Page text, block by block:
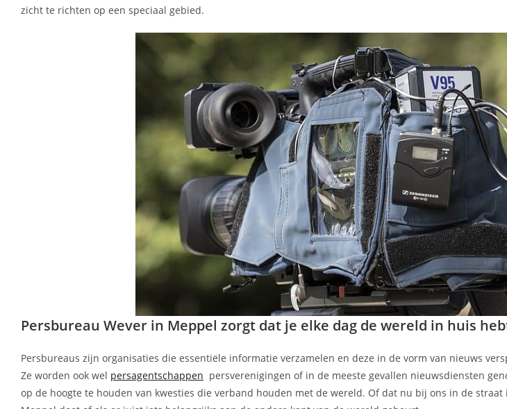
zicht te richten op een speciaal gebied.
Persbureau Wever in Meppel zorgt dat je elke dag de wereld in huis
Persbureaus zijn organisaties die essentiële informatie verzamelen en deze in de vorm van nieuws
Ze worden ook wel persagentschappen persverenigingen of in de meeste gevallen nieuwsdiensten
op de hoogte te houden van kwesties die verband houden met de wereld. Of dat nu bij ons in de straat